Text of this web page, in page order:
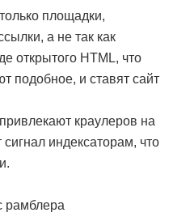
площадки,
а не так как
открытого HTML, что
подобное, и ставят сайт
краулеров на
индексаторам, что
рамблера